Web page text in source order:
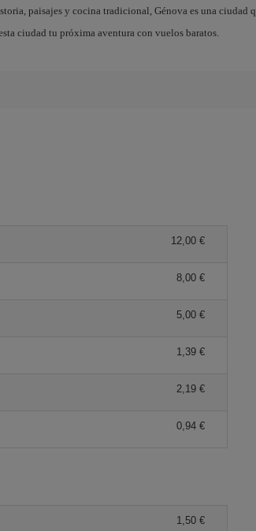
paisajes y cocina tradicional, Génova es una ciudad
ciudad tu próxima aventura con vuelos baratos.
12,00 €
8,00 €
5,00 €
1,39 €
2,19 €
0,94 €
1,50 €